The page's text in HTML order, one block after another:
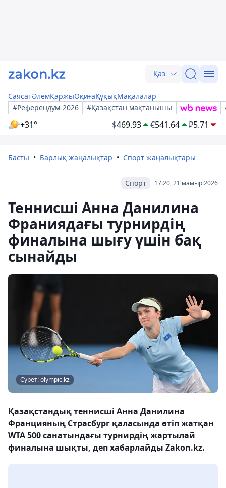
Қаз
СаясатӘлемҚаржыОқиғаҚұқықМақалалар
#Референдум-2026
#Қазақстан мақтанышы
+31° $469.93 €541.64 ₽5.71
Басты Барлық жаңалықтар Спорт жаңалықтары
17:20, 21 мамыр 2026
Спорт
Теннисші Анна Данилина
Франиядағы турнирдің
финалына шығу үшін бақ
сынайды
Сурет: olympic.kz
Қазақстандық теннисші Анна Данилина
Францияның Страсбург қаласында өтіп жатқан
WTA 500 санатындағы турнирдің жартылай
финалына шықты, деп хабарлайды Zakon.kz.